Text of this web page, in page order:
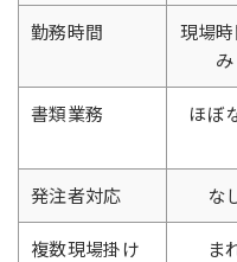
勤務時間
現場
み
書類業務 ほぼ
発注者対応 な
複数現場掛け
ま